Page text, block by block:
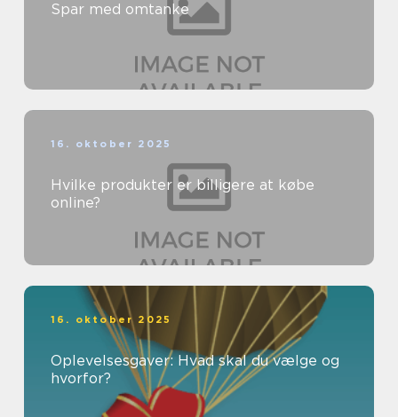
Spar med omtanke
16. oktober 2025
Hvilke produkter er billigere at købe
online?
16. oktober 2025
Oplevelsesgaver: Hvad skal du vælge og
hvorfor?